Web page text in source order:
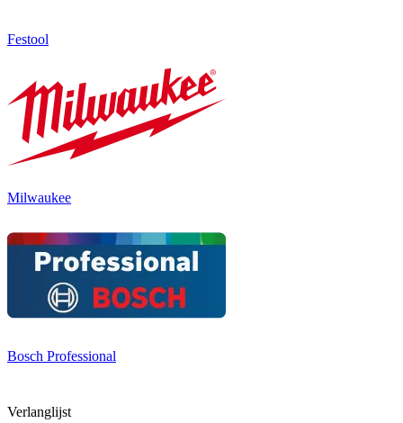
Festool
Milwaukee
Bosch Professional
Verlanglijst